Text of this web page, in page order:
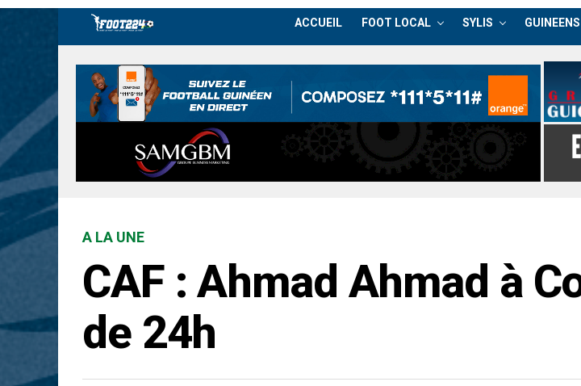
ACCUEIL FOOT LOCAL SYLIS
A LA UNE
CAF : Ahmad Ahmad à
de 24h